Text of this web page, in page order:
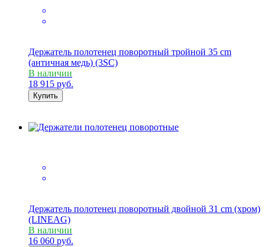
Держатель полотенец поворотный тройной 35 cm
(античная медь) (3SC)
В наличии
18 915 руб.
Купить
Держатель полотенец поворотный двойной 31 cm (хром)
(LINEAG)
В наличии
16 060 руб.